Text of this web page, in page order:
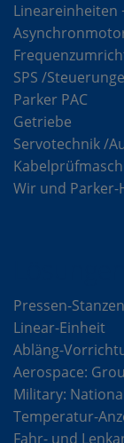
Lineareinheiten
SPS /
Parker PAC
Getriebe
Servotechnik /
Wir und Parker-
Pressen-Stanzen
Linear-Einheit
Abläng-
Aerospace:
Military:
Temperatur-
Fahr- und